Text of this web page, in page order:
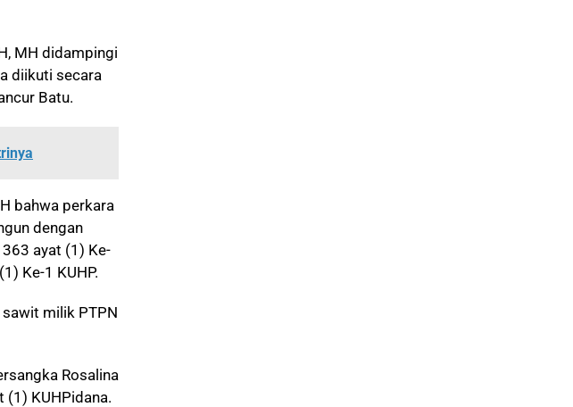
MH didampingi
diikuti secara
Batu.
bahwa perkara
dengan
ayat (1) Ke-
Ke-1 KUHP.
milik PTPN
Rosalina
(1) KUHPidana.